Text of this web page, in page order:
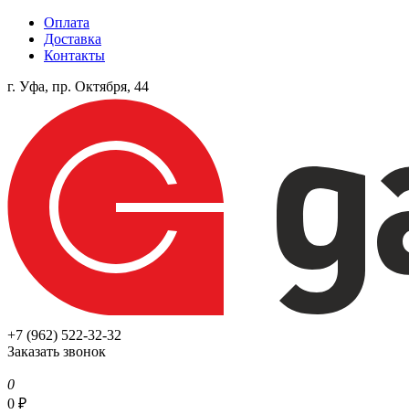
Оплата
Доставка
Контакты
г. Уфа, пр. Октября, 44
+7 (962) 522-32-32
Заказать звонок
0
0 ₽